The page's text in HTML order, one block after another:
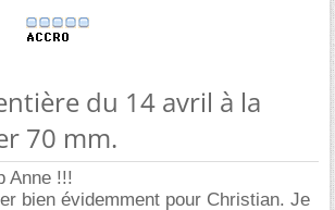
du 14 avril à la
70 mm.
Anne !!!
bien évidemment pour Christian. Je